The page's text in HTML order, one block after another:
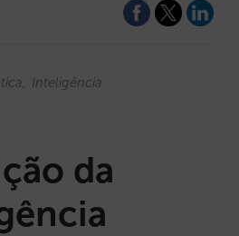
Inteligência
da